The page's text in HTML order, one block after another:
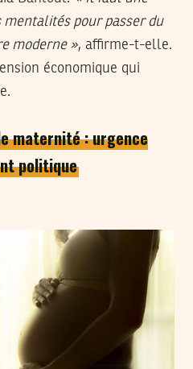
pour passer du
moderne », affirme-t-elle.
économique qui
maternité : urgence
politique